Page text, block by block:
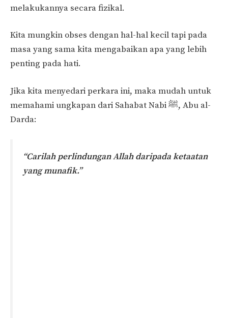
melakukannya secara fizikal.
Kita mungkin obses dengan hal-hal kecil tapi pada
masa yang sama kita mengabaikan apa yang lebih
penting pada hati.
Jika kita menyedari perkara ini, maka mudah untuk
memahami ungkapan dari Sahabat Nabi ﷺ, Abu al-
Darda:
“Carilah perlindungan Allah daripada ketaatan
yang munafik.”